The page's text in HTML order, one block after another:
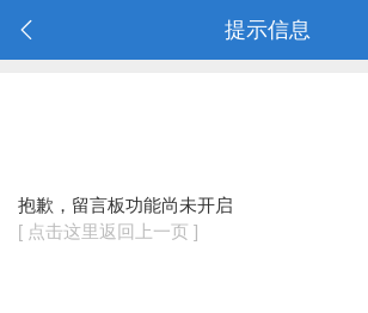
提示信息
抱歉，留言板功能尚未开启
[ 点击这里返回上一页 ]